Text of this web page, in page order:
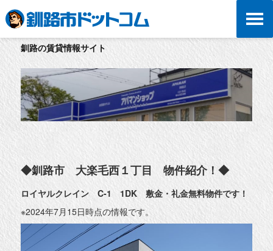
釧路の賃貸情報サイト
◆釧路市 大楽毛西１丁目 物件紹介！◆
ロイヤルクレイン C-1 1DK 敷金・礼金無料物件です！
※2024年7月15日時点の情報です。